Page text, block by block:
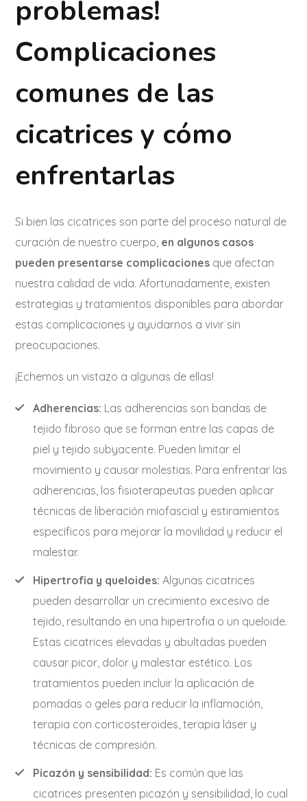
problemas!
Complicaciones
comunes de las
cicatrices y cómo
enfrentarlas
Si bien las cicatrices son parte del proceso natural de
curación de nuestro cuerpo, en algunos casos
pueden presentarse complicaciones que afectan
nuestra calidad de vida. Afortunadamente, existen
estrategias y tratamientos disponibles para abordar
estas complicaciones y ayudarnos a vivir sin
preocupaciones.
¡Echemos un vistazo a algunas de ellas!
Adherencias: Las adherencias son bandas de
tejido fibroso que se forman entre las capas de
piel y tejido subyacente. Pueden limitar el
movimiento y causar molestias. Para enfrentar las
adherencias, los fisioterapeutas pueden aplicar
técnicas de liberación miofascial y estiramientos
específicos para mejorar la movilidad y reducir el
malestar.
Hipertrofia y queloides: Algunas cicatrices
pueden desarrollar un crecimiento excesivo de
tejido, resultando en una hipertrofia o un queloide.
Estas cicatrices elevadas y abultadas pueden
causar picor, dolor y malestar estético. Los
tratamientos pueden incluir la aplicación de
pomadas o geles para reducir la inflamación,
terapia con corticosteroides, terapia láser y
técnicas de compresión.
Picazón y sensibilidad: Es común que las
cicatrices presenten picazón y sensibilidad, lo cual